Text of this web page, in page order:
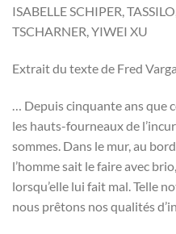
ISABELLE SCHIPER,
TSCHARNER, YIWEI XU
Extrait du texte de Fred
… Depuis cinquante ans que
les hauts-fourneaux de
sommes. Dans le mur, au
l’homme sait le faire avec
lorsqu’elle lui fait mal. Telle
nous prêtons nos qualités